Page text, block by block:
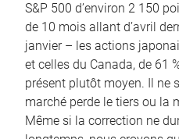
S&P 500 d’environ 2 150
de 10 mois allant d’avril
janvier – les actions
et celles du Canada, de 61
présent plutôt moyen. Il ne
marché perde le tiers ou la
Même si la correction ne